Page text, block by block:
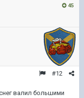
45
#12
валил большими